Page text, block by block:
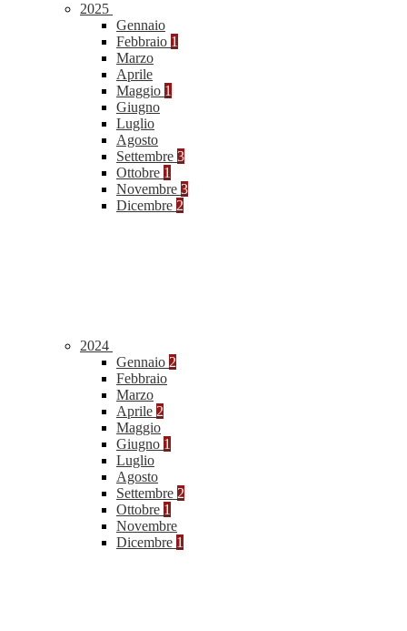
2025
Gennaio
Febbraio 1
Marzo
Aprile
Maggio 1
Giugno
Luglio
Agosto
Settembre 3
Ottobre 1
Novembre 3
Dicembre 2
2024
Gennaio 2
Febbraio
Marzo
Aprile 2
Maggio
Giugno 1
Luglio
Agosto
Settembre 2
Ottobre 1
Novembre
Dicembre 1